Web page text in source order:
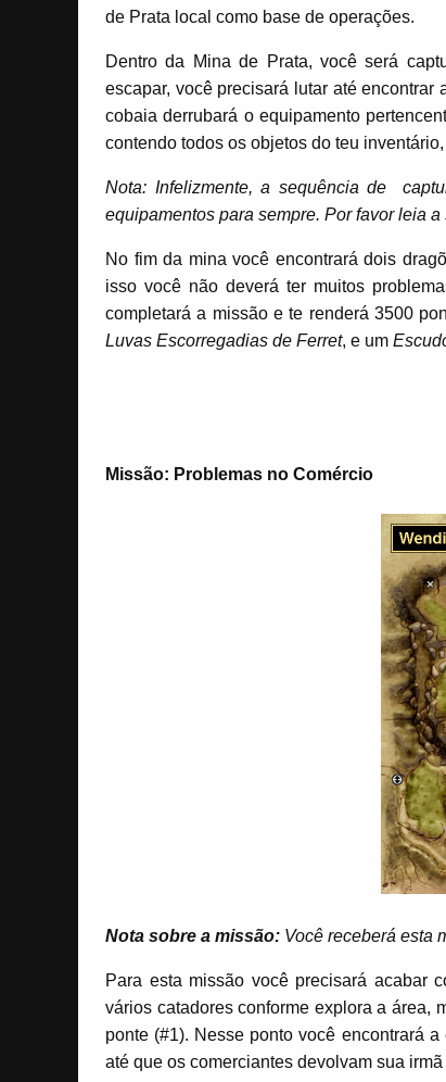
de Prata local como base de operações.
Dentro da Mina de Prata, você será
escapar, você precisará lutar até
cobaia derrubará o equipamento
contendo todos os objetos do teu
Nota: Infelizmente, a sequência de
equipamentos para sempre. Por favor leia
No fim da mina você encontrará dois
isso você não deverá ter muitos
completará a missão e te renderá 3500
Luvas Escorregadias de Ferret, e um
Missão: Problemas no Comércio
Nota sobre a missão: Você receberá esta
Para esta missão você precisará acabar
vários catadores conforme explora a área,
ponte (#1). Nesse ponto você encontrará
até que os comerciantes devolvam sua